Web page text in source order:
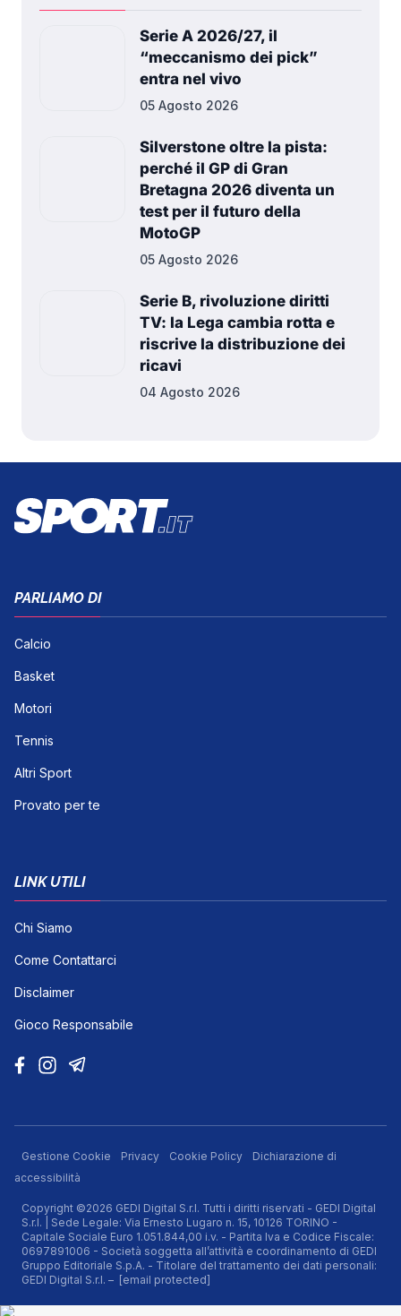
Serie A 2026/27, il
“meccanismo dei pick”
entra nel vivo
05 Agosto 2026
Silverstone oltre la pista:
perché il GP di Gran
Bretagna 2026 diventa un
test per il futuro della
MotoGP
05 Agosto 2026
Serie B, rivoluzione diritti
TV: la Lega cambia rotta e
riscrive la distribuzione dei
ricavi
04 Agosto 2026
PARLIAMO DI
Calcio
Basket
Motori
Tennis
Altri Sport
Provato per te
LINK UTILI
Chi Siamo
Come Contattarci
Disclaimer
Gioco Responsabile
Gestione Cookie Privacy Cookie Policy
Dichiarazione di
accessibilità
Copyright ©2026 GEDI Digital S.r.l. Tutti i diritti riservati - GEDI Digital
S.r.l. | Sede Legale: Via Ernesto Lugaro n. 15, 10126 TORINO -
Capitale Sociale Euro 1.051.844,00 i.v. - Partita Iva e Codice Fiscale:
0697891006 - Società soggetta all’attività e coordinamento di GEDI
Gruppo Editoriale S.p.A. - Titolare del trattamento dei dati personali:
GEDI Digital S.r.l. – [email protected]